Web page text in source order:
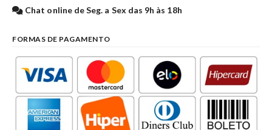
Chat online de Seg. a Sex das 9h às 18h
FORMAS DE PAGAMENTO